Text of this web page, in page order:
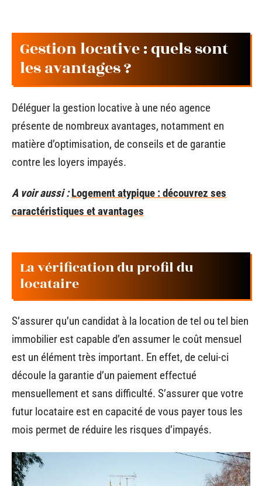
Gestion locative : quels sont
les avantages ?
Déléguer la gestion locative à une néo agence
présente de nombreux avantages, notamment en
matière d’optimisation, de conseils et de garantie
contre les loyers impayés.
A voir aussi : Logement atypique : découvrez ses
caractéristiques et avantages
La vérification du profil du
locataire
S’assurer qu’un candidat à la location de tel ou tel bien
immobilier est capable d’en assumer le coût mensuel
est un élément très important. En effet, de celui-ci
découle la garantie d’un paiement effectué
mensuellement et sans difficulté. S’assurer que votre
futur locataire est en capacité de vous payer tous les
mois permet de réduire les risques d’impayés.